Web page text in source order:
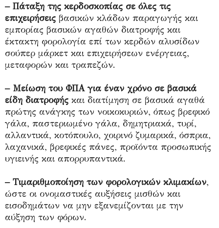
– Πάταξη της κερδοσκοπίας σε όλες τις
επιχειρήσεις βασικών κλάδων παραγωγής και
εμπορίας βασικών αγαθών διατροφής και
έκτακτη φορολογία επί των κερδών αλυσίδων
σούπερ μάρκετ και επιχειρήσεων ενέργειας,
μεταφορών και τραπεζών.
– Μείωση του ΦΠΑ για έναν χρόνο σε βασικά
είδη διατροφής και διατίμηση σε βασικά αγαθά
πρώτης ανάγκης των νοικοκυριών, όπως βρεφικό
γάλα, παστεριωμένο γάλα, δημητριακά, τυρί,
αλλαντικά, κοτόπουλο, χοιρινό ζυμαρικά, όσπρια,
λαχανικά, βρεφικές πάνες, προϊόντα προσωπικής
υγιεινής και απορρυπαντικά.
– Τιμαριθμοποίηση των φορολογικών κλιμακίων,
ώστε οι ονομαστικές αυξήσεις μισθών και
εισοδημάτων να μην εξανεμίζονται με την
αύξηση των φόρων.